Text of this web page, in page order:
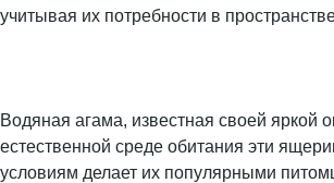
учитывая их потребности в
Водяная агама, известная своей яркой
естественной среде обитания эти
условиям делает их популярными